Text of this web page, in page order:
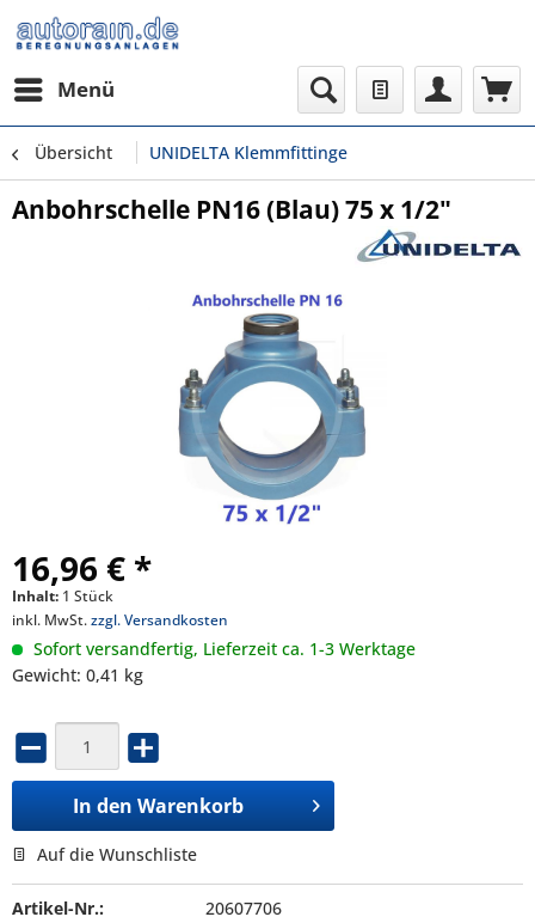
Menü
Übersicht UNIDELTA Klemmfittinge
Anbohrschelle PN16 (Blau) 75 x 1/2"
16,96 € *
Inhalt: 1 Stück
inkl. MwSt.zzgl. Versandkosten
Sofort versandfertig, Lieferzeit ca. 1-3 Werktage
Gewicht: 0,41 kg
In den Warenkorb
Auf die Wunschliste
Artikel-Nr.:
20607706